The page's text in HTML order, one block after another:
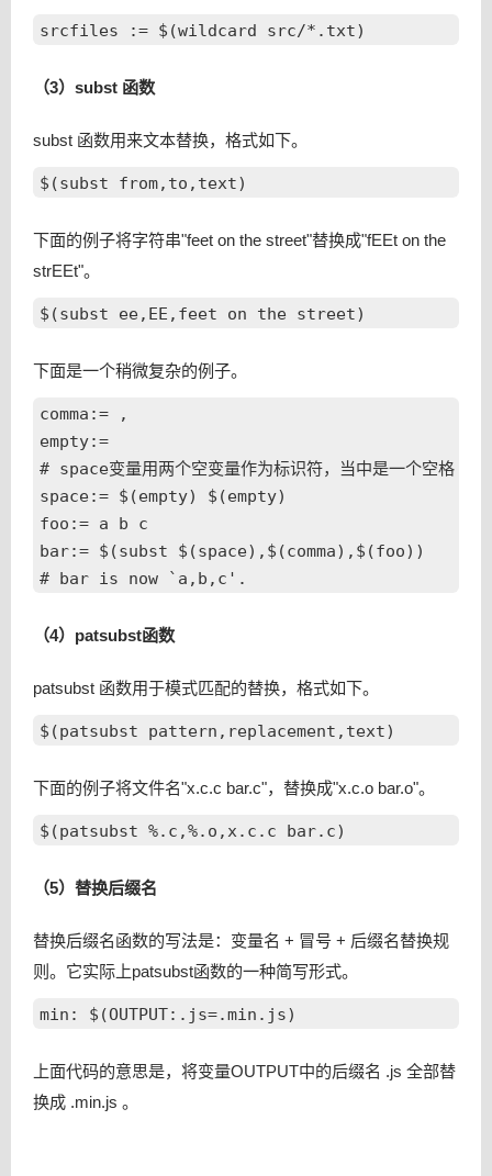
（3）subst 函数
subst 函数用来文本替换，格式如下。
下面的例子将字符串"feet on the street"替换成"fEEt on the
strEEt"。
下面是一个稍微复杂的例子。
comma:= ,
empty:=
# space变量用两个空变量作为标识符，当中是一个空格
space:= $(empty) $(empty)
foo:= a b c
bar:= $(subst $(space),$(comma),$(foo))
（4）patsubst函数
patsubst 函数用于模式匹配的替换，格式如下。
下面的例子将文件名"x.c.c bar.c"，替换成"x.c.o bar.o"。
（5）替换后缀名
替换后缀名函数的写法是：变量名 + 冒号 + 后缀名替换规
则。它实际上patsubst函数的一种简写形式。
上面代码的意思是，将变量OUTPUT中的后缀名 .js 全部替
换成 .min.js 。